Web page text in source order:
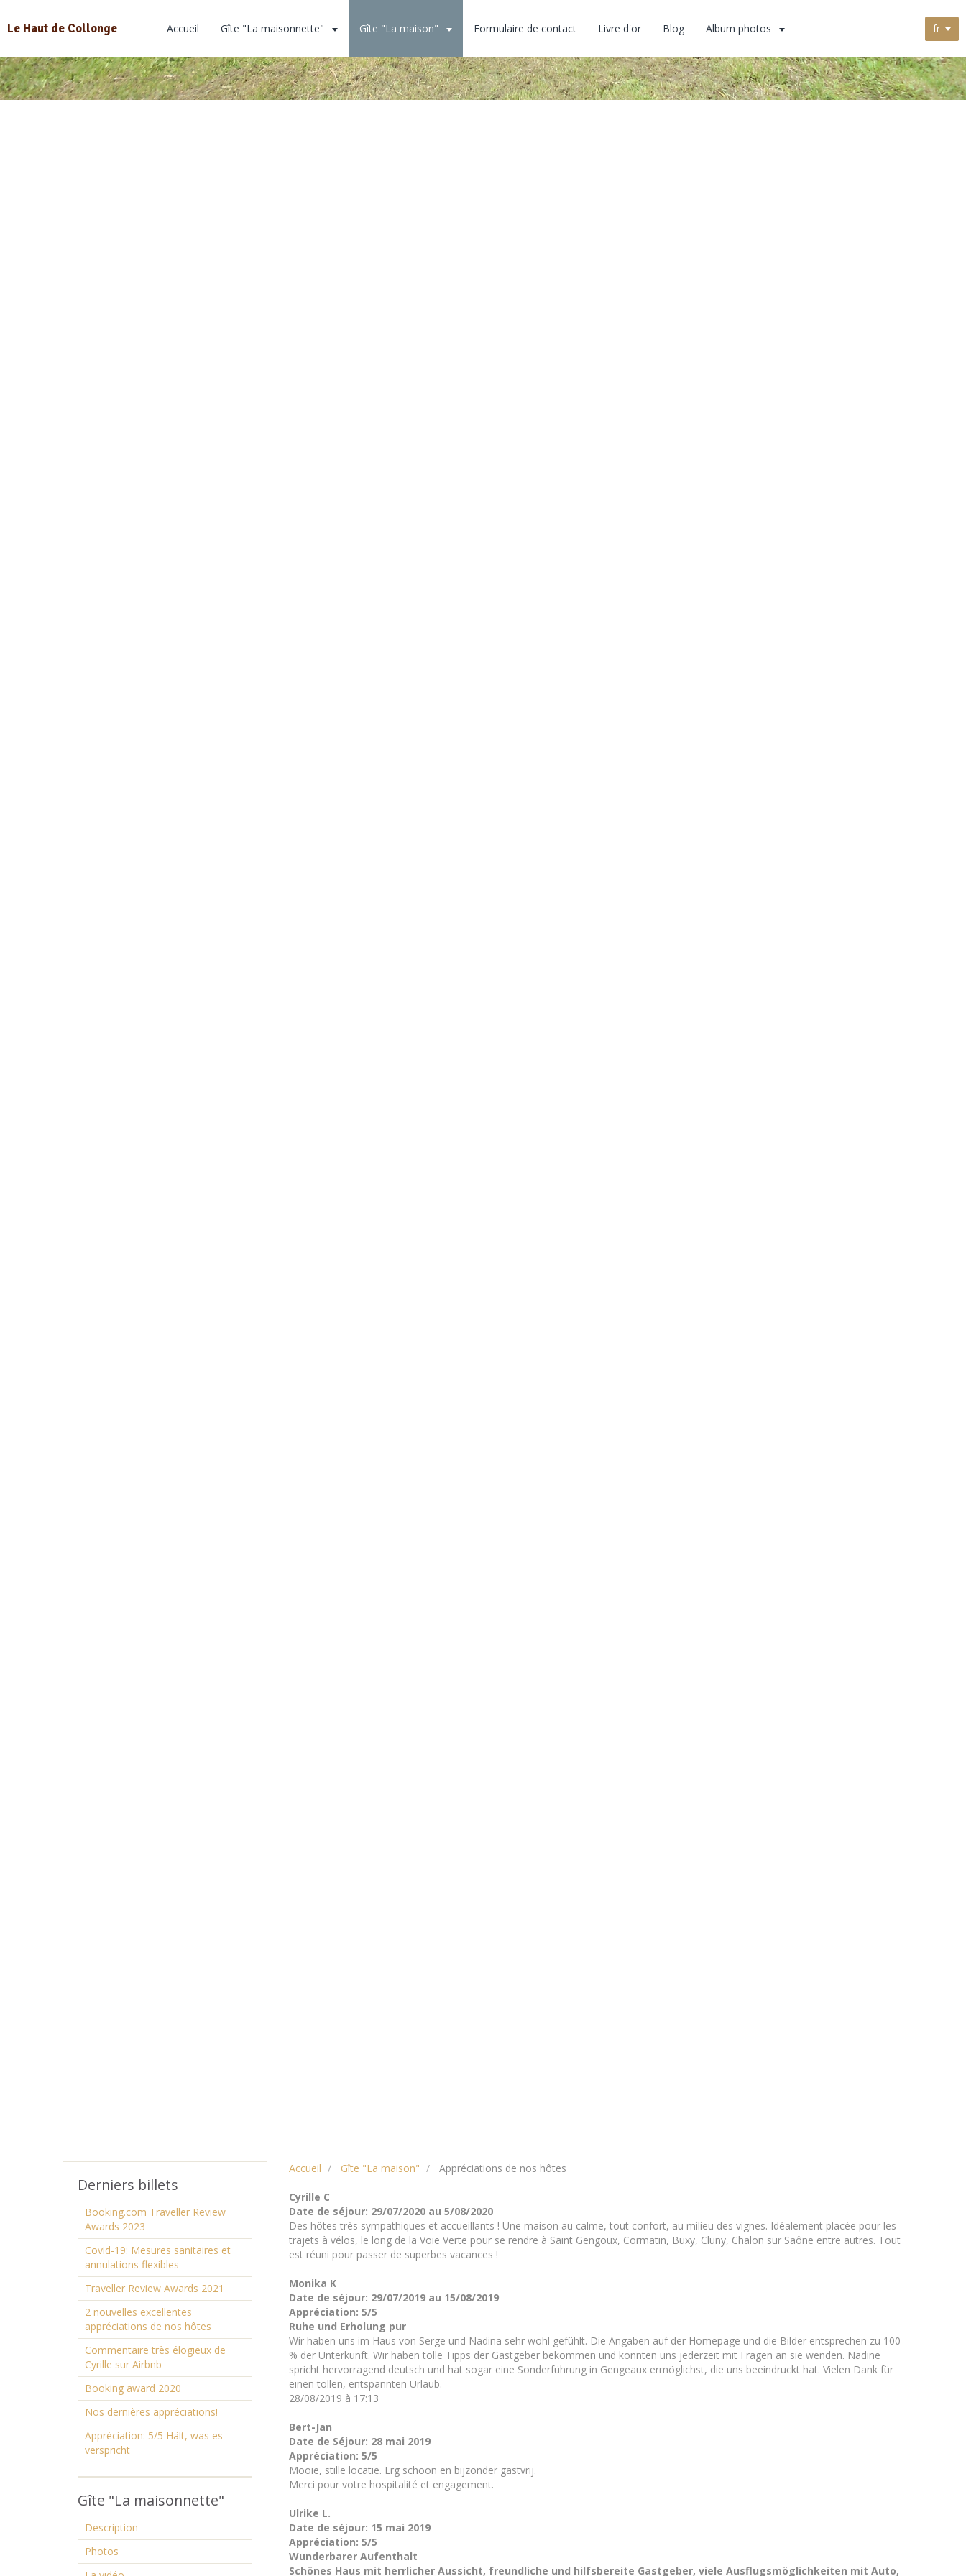
Le Haut de Collonge Accueil Gîte "La maisonnette" Gîte "La maison" Formulaire de contact Livre d'or Blog Album photos fr
Accueil Gîte "La maison" Appréciations de nos hôtes
Cyrille C
Date de séjour: 29/07/2020 au 5/08/2020
Des hôtes très sympathiques et accueillants ! Une maison au calme, tout confort, au milieu des vignes. Idéalement placée pour les
trajets à vélos, le long de la Voie Verte pour se rendre à Saint Gengoux, Cormatin, Buxy, Cluny, Chalon sur Saône entre autres. Tout
est réuni pour passer de superbes vacances !
Monika K
Date de séjour: 29/07/2019 au 15/08/2019
Appréciation: 5/5
Ruhe und Erholung pur
Wir haben uns im Haus von Serge und Nadina sehr wohl gefühlt. Die Angaben auf der Homepage und die Bilder entsprechen zu 100
% der Unterkunft. Wir haben tolle Tipps der Gastgeber bekommen und konnten uns jederzeit mit Fragen an sie wenden. Nadine
spricht hervorragend deutsch und hat sogar eine Sonderführung in Gengeaux ermöglichst, die uns beeindruckt hat. Vielen Dank für
einen tollen, entspannten Urlaub.
28/08/2019 à 17:13
Bert-Jan
Date de Séjour: 28 mai 2019
Appréciation: 5/5
Mooie, stille locatie. Erg schoon en bijzonder gastvrij.
Merci pour votre hospitalité et engagement.
Ulrike L.
Date de séjour: 15 mai 2019
Appréciation: 5/5
Wunderbarer Aufenthalt
Schönes Haus mit herrlicher Aussicht, freundliche und hilfsbereite Gastgeber, viele Ausflugsmöglichkeiten mit Auto,
Derniers billets
Booking.com Traveller Review
Awards 2023
Covid-19: Mesures sanitaires et
annulations flexibles
Traveller Review Awards 2021
2 nouvelles excellentes
appréciations de nos hôtes
Commentaire très élogieux de
Cyrille sur Airbnb
Booking award 2020
Nos dernières appréciations!
Appréciation: 5/5 Hält, was es
verspricht
Gîte "La maisonnette"
Description
Photos